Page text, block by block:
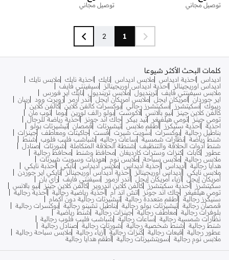
توصيل مجاني
توصيل مجاني
1
2
كلمات البحث الأكثر شيوعا
اديداس احذية اديداس ملابس اديداس نايك احذية نايك ملابس نايك
اديداس اوريجينالز
احذية اديداس اوريجينالز
سيفينتي فايف
ملابس سيفينتي فايف ترينديول ملابس ترينديول نايك اير فورس
اير جوردان
امريكان ايجل ملابس امريكان ايجل اندر ارمر روبرت وود
ريبان
ريبوك
سكيتشرز سكيتشرز رجالي بوكسرات كالفن كلاين كالفن كلاين
كالفن كلاين جينز نيو بالانس لاكوست بولو رالف لورين بوما
توب مان
تومي جينز تومي هيلفيغر تيد بيكر جاك اند جونز
أحذية رياضة للرجال
احذية
احذية سنيكرز أطقم ملابس تيشيرتات قمصان تيشيرتات بولو
بناطيل رجالية بوكسرات سويت شيرت فست جاكيتات ومعاطف جينزات
شنط رياضة نظارات شمسية ساعات رجاليه شباشب فليب فلوب
شنط
شنط أدوات الحلاقة والتنظيف
شنطة الحلاقة المتكاملة شورتات صنادل
عطور
كابات كنزات وسترات كارديغان محافظ وشنط محافظ رجالية
ملابس رجالية ملابس سباحة ملابس نوم هوديات وسويت شيرتات
هدايا رجالية أديداس أحذية أديداس ملابس أديداس نايكي أحذبة نايكي
ملابس نايكي أديداس أوريجينالز أحذية أديداس أوريجينالز
نايكي اير جوردن
أمريكان إيجل أزياء أمريكان إيجل أندر آرمور سيفنتي فايف راي بان
سكيتشرز
أحذية سكيتشرز كالفن كلاين اندروير كالفن كلاين جينز
نيو بالانس
تومي هيلفيغر
جاك اند جونز اتش اند ام أحذية رياضية رجالية أحذية رجالية
سنيكرز رجالية أطقم متعددة رجالية تيشيرتات رجالية دون أكمام
قمصان رجالية تيشيرتات بولو رجالية بناطيل تشينو رجالية بوكسرات رجالية
بلوفرات رجالية معاطف رجالية جينزات رجالية
شنط رياضية
نظارات شمسية رجالية
ساعات رجالية
شباشب فليب فلوب رجالية
شنط رجالية
شنط شخصية رجالية شورتات رجالية صنادل رجالية
عطور رجالية
قبعات رجالية كنزات رجالية أزياء رجالية ملابس سباحة رجالية
ملابس نوم رجالية
سويتشيرتات رجالية أطقم هدايا رجالية